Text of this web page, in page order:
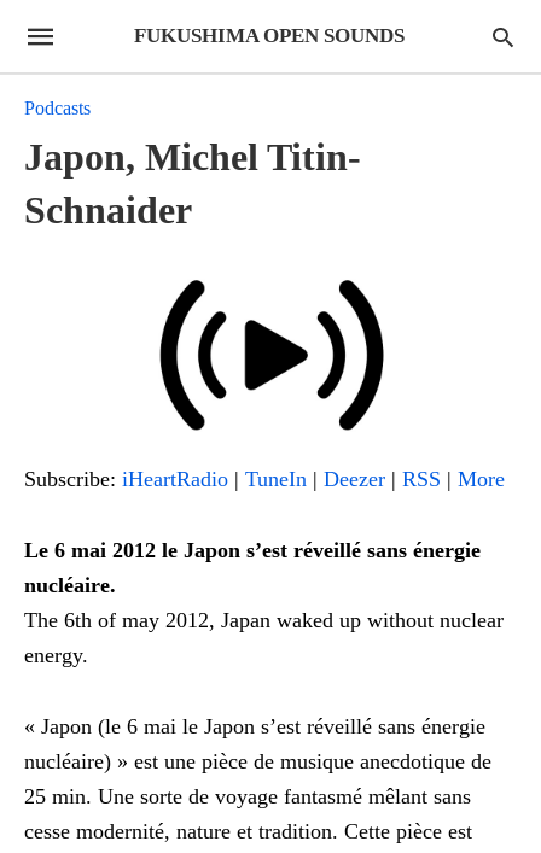
FUKUSHIMA OPEN SOUNDS
Podcasts
Japon, Michel Titin-
Schnaider
Subscribe: iHeartRadio | TuneIn | Deezer | RSS | More
Le 6 mai 2012 le Japon s’est réveillé sans énergie
nucléaire.
The 6th of may 2012, Japan waked up without nuclear
energy.
« Japon (le 6 mai le Japon s’est réveillé sans énergie
nucléaire) » est une pièce de musique anecdotique de
25 min. Une sorte de voyage fantasmé mêlant sans
cesse modernité, nature et tradition. Cette pièce est